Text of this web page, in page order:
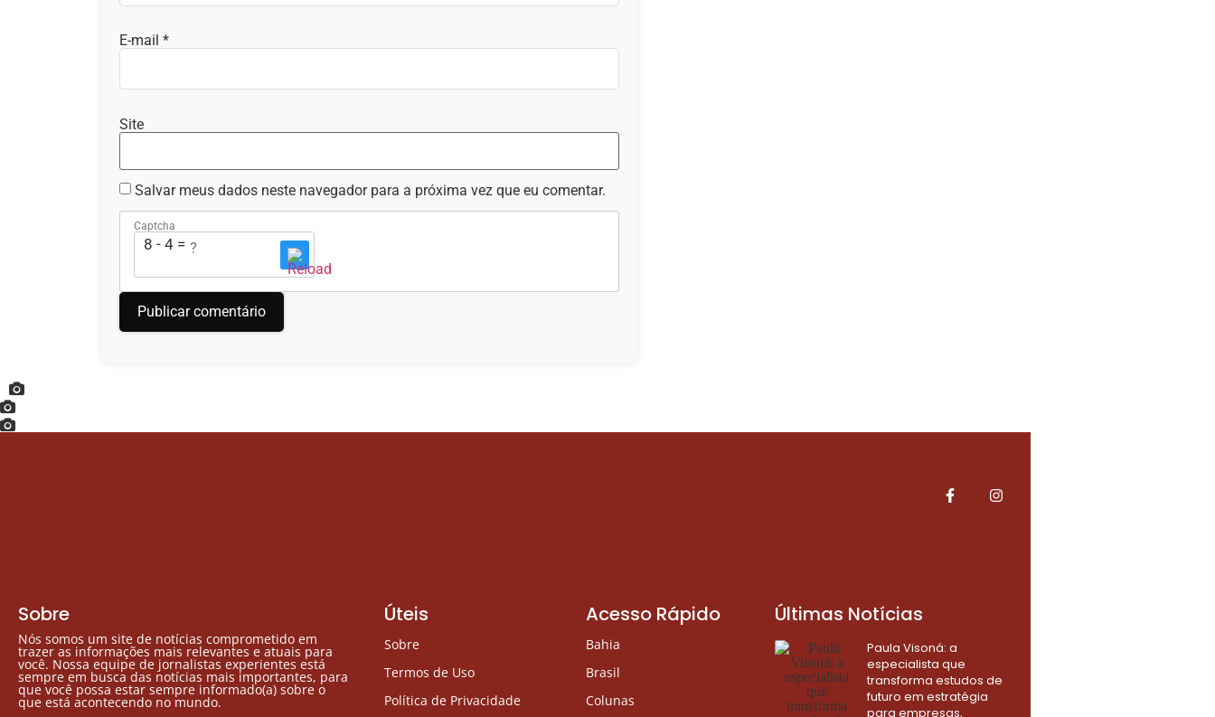
E-mail *
Site
Salvar meus dados neste navegador para a próxima vez que eu comentar.
Captcha
8 - 4 = ?
Sobre
Nós somos um site de notícias comprometido em
trazer as informações mais relevantes e atuais para
você. Nossa equipe de jornalistas experientes está
sempre em busca das notícias mais importantes, para
que você possa estar sempre informado(a) sobre o
que está acontecendo no mundo.
Úteis
Sobre
Termos de Uso
Política de Privacidade
Acesso Rápido
Bahia
Brasil
Colunas
Últimas Notícias
Paula Visoná: a
especialista que
transforma estudos de
futuro em estratégia
para empresas,